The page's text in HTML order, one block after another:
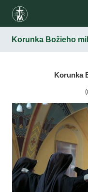
Korunka Božieho
Korunka
Hodina
Šírenie úcty k
Korunka Božieho
Korunka